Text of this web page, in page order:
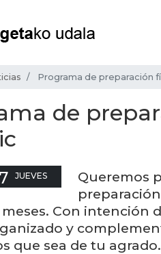
Programa de preparación
de
JUEVES
Queremos
Con intención
y
que sea de tu agrado.